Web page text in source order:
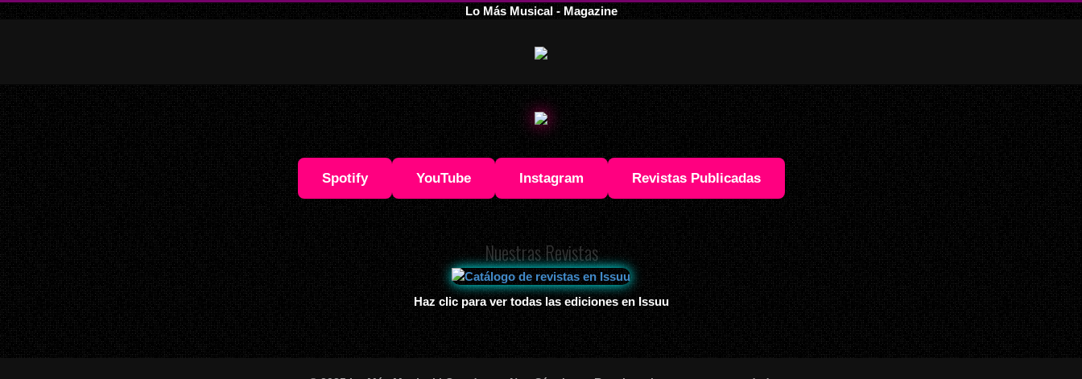
Lo Más Musical - Magazine
Spotify YouTube Instagram Revistas Publicadas
Nuestras Revistas
Haz clic para ver todas las ediciones en Issuu